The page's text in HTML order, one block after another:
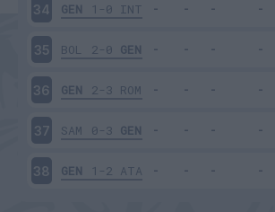
34 GEN 1-0 INT
35 BOL 2-0 GEN
36 GEN 2-3 ROM
37 SAM 0-3 GEN
38 GEN 1-2 ATA